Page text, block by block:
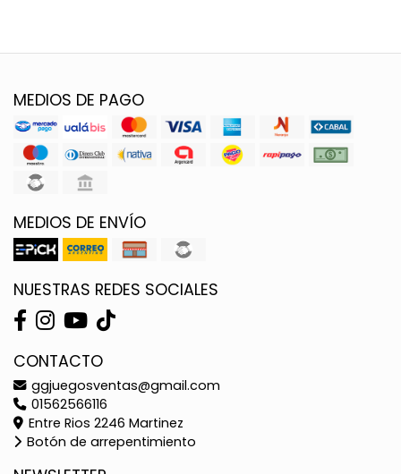
MEDIOS DE PAGO
MEDIOS DE ENVÍO
NUESTRAS REDES SOCIALES
CONTACTO
ggjuegosventas@gmail.com
01562566116
Entre Rios 2246 Martinez
Botón de arrepentimiento